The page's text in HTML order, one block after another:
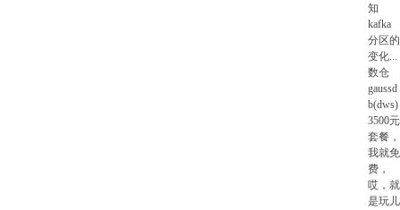
知
kafka
分区的
变化...
数仓
gaussd
b(dws)
3500元
套餐，
我就免
费，
哎，就
是玩儿